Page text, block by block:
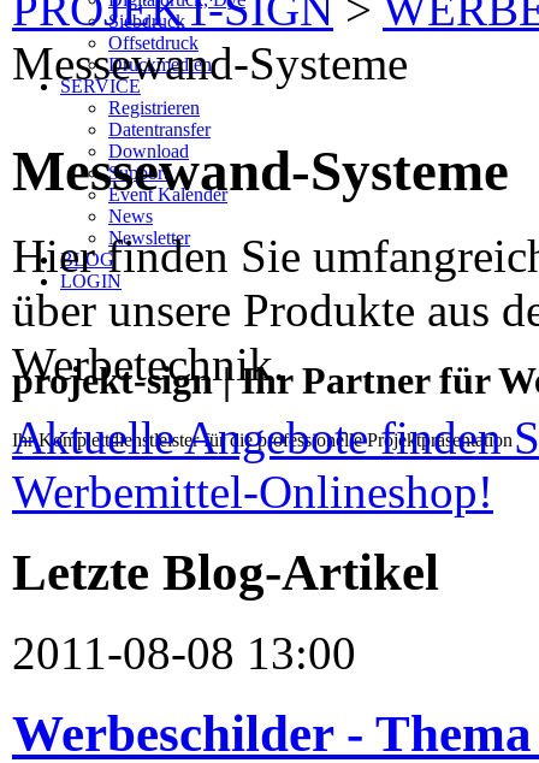
Siebdruck
Offsetdruck
Druckmedien
SERVICE
Registrieren
Datentransfer
Download
Support
Event Kalender
News
Newsletter
BLOG
LOGIN
projekt-sign | Ihr Partner für
Ihr Komplettdienstleister für die professionelle Projektpräsentation
Messewand-Systeme
Messewand-Systeme
Hier finden Sie
über unsere Produkte aus
Werbetechnik.
Aktuelle Angebote finden
Werbemittel-Onlineshop!
Letzte Blog-Artikel
2011-08-08 13:00
Werbeschilder -